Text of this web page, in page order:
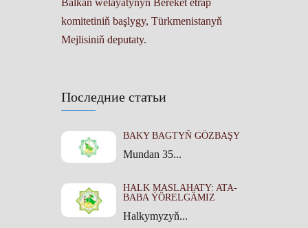
Последние статьи
BAKY BAGTYŇ GÖZBAŞY
Mundan 35...
HALK MASLAHATY: ATA-
BABA ÝÖRELGÄMIZ
Halkymyzyň...
Balkan welaýatynyň Bereket etrap
komitetiniň başlygy, Türkmenistanyň
Mejlisiniň deputaty.